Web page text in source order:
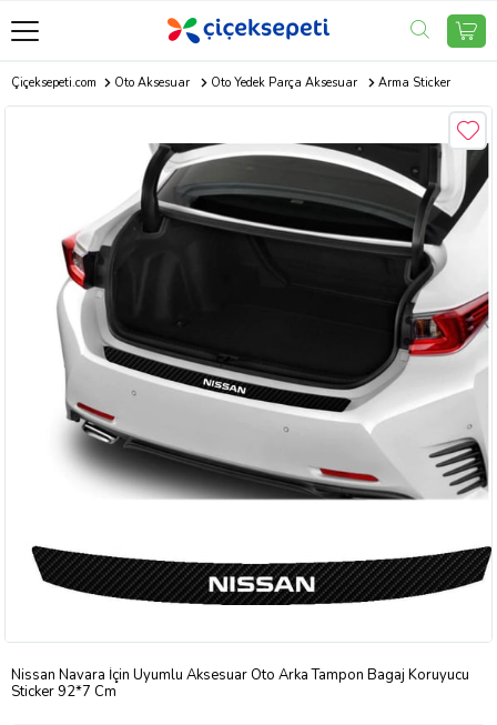
Çiçeksepeti.com Oto Aksesuar Oto Yedek Parça Aksesuar Arma Sticker
Nissan Navara İçin Uyumlu Aksesuar Oto Arka Tampon Bagaj Koruyucu
Sticker 92*7 Cm